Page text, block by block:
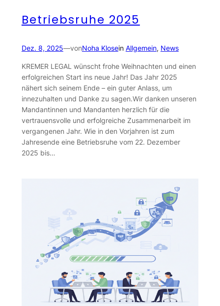
Betriebsruhe 2025
Dez. 8, 2025—vonNoha Klosein Allgemein, News
KREMER LEGAL wünscht frohe Weihnachten und einen
erfolgreichen Start ins neue Jahr! Das Jahr 2025
nähert sich seinem Ende – ein guter Anlass, um
innezuhalten und Danke zu sagen.Wir danken unseren
Mandantinnen und Mandanten herzlich für die
vertrauensvolle und erfolgreiche Zusammenarbeit im
vergangenen Jahr. Wie in den Vorjahren ist zum
Jahresende eine Betriebsruhe vom 22. Dezember
2025 bis…